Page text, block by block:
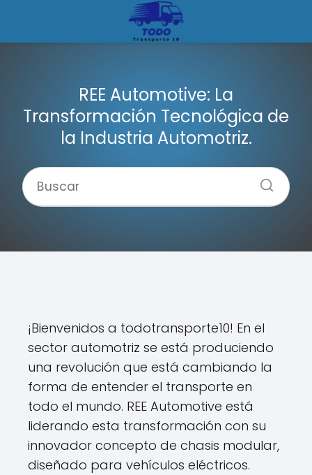
REE Automotive: La
Transformación Tecnológica de
la Industria Automotriz.
¡Bienvenidos a todotransporte10! En el
sector automotriz se está produciendo
una revolución que está cambiando la
forma de entender el transporte en
todo el mundo. REE Automotive está
liderando esta transformación con su
innovador concepto de chasis modular,
diseñado para vehículos eléctricos.